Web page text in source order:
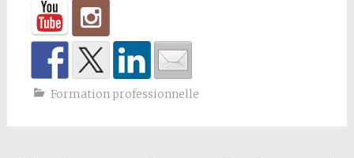
Formation professionnelle